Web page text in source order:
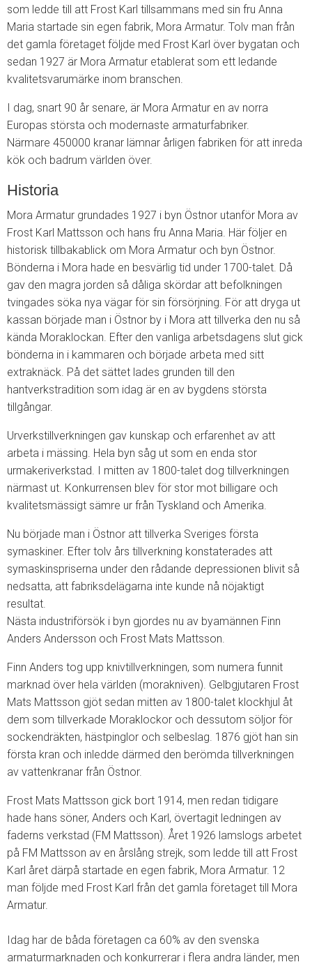
som ledde till att Frost Karl tillsammans med sin fru Anna
Maria startade sin egen fabrik, Mora Armatur. Tolv man från
det gamla företaget följde med Frost Karl över bygatan och
sedan 1927 är Mora Armatur etablerat som ett ledande
kvalitetsvarumärke inom branschen.
I dag, snart 90 år senare, är Mora Armatur en av norra
Europas största och modernaste armaturfabriker.
Närmare 450000 kranar lämnar årligen fabriken för att inreda
kök och badrum världen över.
Historia
Mora Armatur grundades 1927 i byn Östnor utanför Mora av
Frost Karl Mattsson och hans fru Anna Maria. Här följer en
historisk tillbakablick om Mora Armatur och byn Östnor.
Bönderna i Mora hade en besvärlig tid under 1700-talet. Då
gav den magra jorden så dåliga skördar att befolkningen
tvingades söka nya vägar för sin försörjning. För att dryga ut
kassan började man i Östnor by i Mora att tillverka den nu så
kända Moraklockan. Efter den vanliga arbetsdagens slut gick
bönderna in i kammaren och började arbeta med sitt
extraknäck. På det sättet lades grunden till den
hantverkstradition som idag är en av bygdens största
tillgångar.
Urverkstillverkningen gav kunskap och erfarenhet av att
arbeta i mässing. Hela byn såg ut som en enda stor
urmakeriverkstad. I mitten av 1800-talet dog tillverkningen
närmast ut. Konkurrensen blev för stor mot billigare och
kvalitetsmässigt sämre ur från Tyskland och Amerika.
Nu började man i Östnor att tillverka Sveriges första
symaskiner. Efter tolv års tillverkning konstaterades att
symaskinspriserna under den rådande depressionen blivit så
nedsatta, att fabriksdelägarna inte kunde nå nöjaktigt
resultat.
Nästa industriförsök i byn gjordes nu av byamännen Finn
Anders Andersson och Frost Mats Mattsson.
Finn Anders tog upp knivtillverkningen, som numera funnit
marknad över hela världen (morakniven). Gelbgjutaren Frost
Mats Mattsson gjöt sedan mitten av 1800-talet klockhjul åt
dem som tillverkade Moraklockor och dessutom söljor för
sockendräkten, hästpinglor och selbeslag. 1876 gjöt han sin
första kran och inledde därmed den berömda tillverkningen
av vattenkranar från Östnor.
Frost Mats Mattsson gick bort 1914, men redan tidigare
hade hans söner, Anders och Karl, övertagit ledningen av
faderns verkstad (FM Mattsson). Året 1926 lamslogs arbetet
på FM Mattsson av en årslång strejk, som ledde till att Frost
Karl året därpå startade en egen fabrik, Mora Armatur. 12
man följde med Frost Karl från det gamla företaget till Mora
Armatur.
Idag har de båda företagen ca 60% av den svenska
armaturmarknaden och konkurrerar i flera andra länder, men